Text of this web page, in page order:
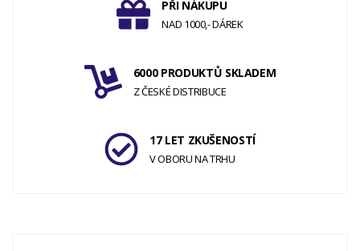
PŘI NÁKUPU
NAD 1000,- DÁREK
6000 PRODUKTŮ SKLADEM
Z ČESKÉ DISTRIBUCE
17 LET ZKUŠENOSTÍ
V OBORU NA TRHU